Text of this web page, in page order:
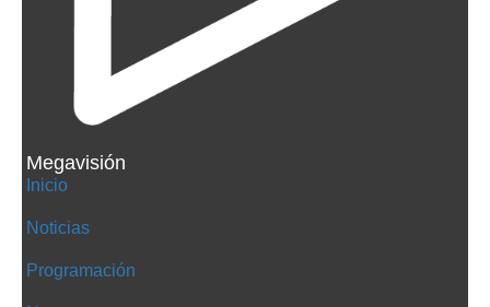
Megavisión
Inicio
Noticias
Programación